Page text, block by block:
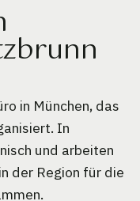
in München, das
In
und arbeiten
der Region für die